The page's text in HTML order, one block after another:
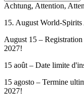
Achtung, Attention,
15. August World-
August 15 –
2027!
15 août – Date limite
15 agosto – Termine
2027!